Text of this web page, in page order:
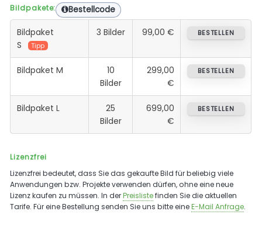
Bildpakete: Bestellcode
Bildpaket
S
Tipp
3 Bilder 99,00 € BESTELLEN
Bildpaket M
10
Bilder
299,00
€
BESTELLEN
Bildpaket L
25
Bilder
699,00
€
BESTELLEN
Lizenzfrei
Lizenzfrei bedeutet, dass Sie das gekaufte Bild für beliebig viele
Anwendungen bzw. Projekte verwenden dürfen, ohne eine neue
Lizenz kaufen zu müssen. In derPreislistefinden Sie die aktuellen
Tarife. Für eine Bestellung senden Sie uns bitte eineE-Mail Anfrage.